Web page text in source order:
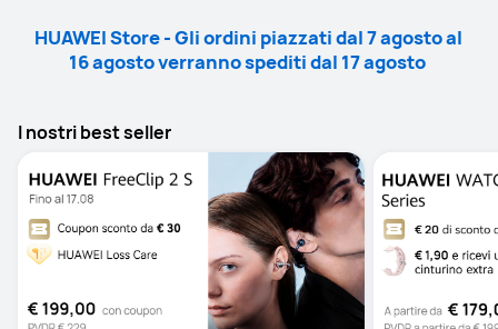
HUAWEI Store - Gli ordini piazzati dal 7 agosto al
16 agosto verranno spediti dal 17 agosto
I nostri best seller